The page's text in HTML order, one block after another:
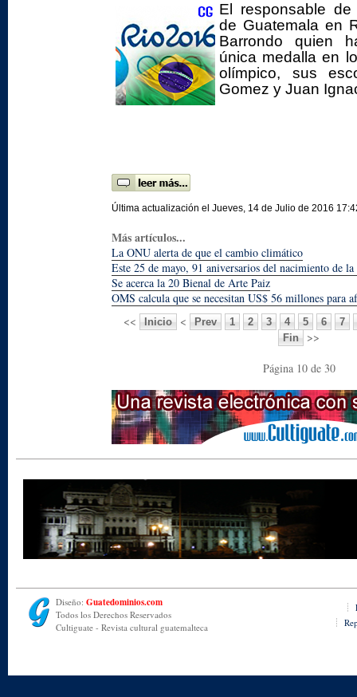
El responsable
de Guatemala en
Barrondo quien
única medalla en
olímpico, sus
Gomez y Juan
Última actualización el Jueves, 14 de Julio de 2016
Más artículos...
La ONU alerta de que el cambio climático
Este 25 de mayo, 91 aniversarios del nacimiento de
Se acerca la 20 Bienal de Arte Paiz
OMS calcula que se necesitan US$ 56 millones para
<<
Inicio < Prev 1 2 3 4 5 6
7
Fin
>>
Página 10 de 30
Diseño: Guatedominios.com
Todos los Derechos Reservados
Cultiguate - Revista cultural guatemalteca